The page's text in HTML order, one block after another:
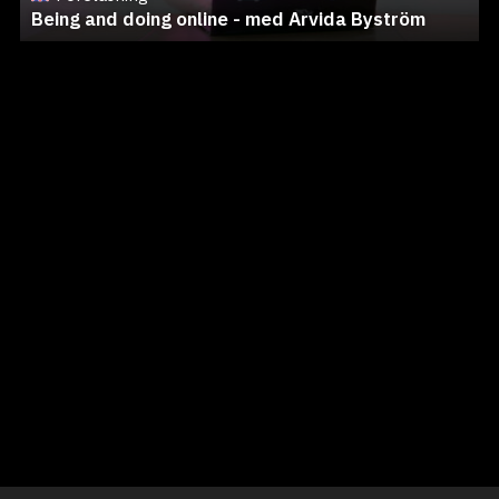
Being and doing online - med Arvida Byström